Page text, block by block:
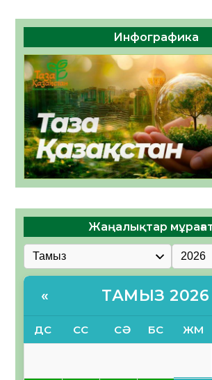
Инфографика
Жаңалықтар
« ТАМЫЗ 2026
ДС СС СӘ БС ЖМ